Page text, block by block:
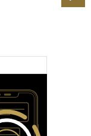
bereitgestellt